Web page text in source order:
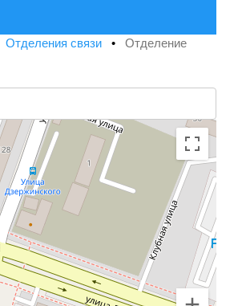
Отделения связи • Отделение